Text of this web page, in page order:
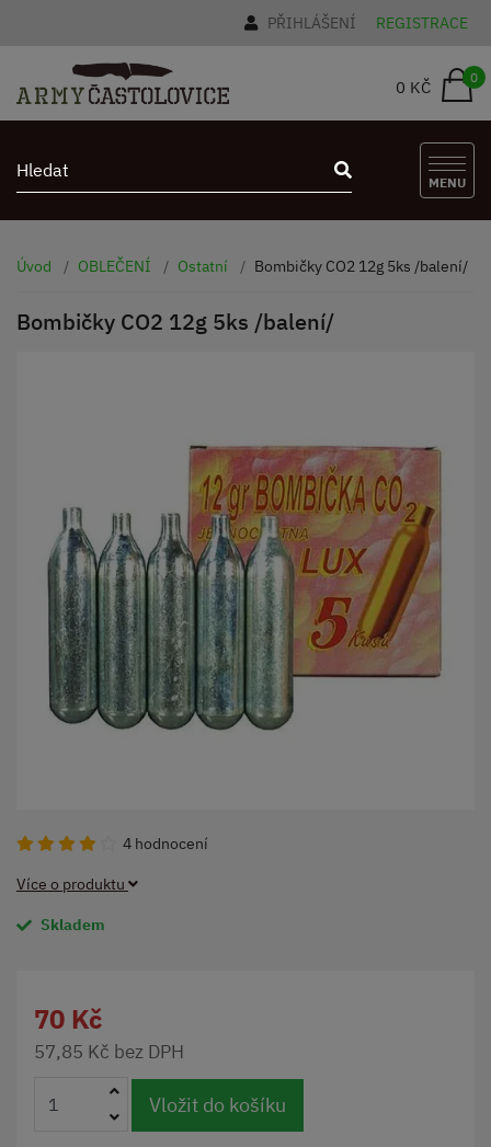
PŘIHLÁŠENÍ REGISTRACE
0 KČ 0
MENU
Úvod OBLEČENÍ Ostatní Bombičky CO2 12g 5ks /balení/
Bombičky CO2 12g 5ks /balení/
4 hodnocení
Více o produktu
Skladem
70 Kč
57,85 Kč bez DPH
Vložit do košíku